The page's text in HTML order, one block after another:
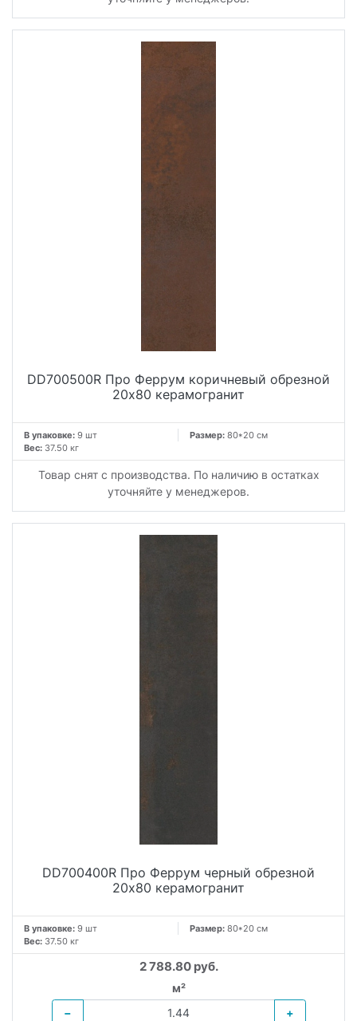
DD700500R Про Феррум коричневый обрезной
20x80 керамогранит
В упаковке: 9 шт Размер: 80*20 см
Вес: 37.50 кг
Товар снят с производства. По наличию в остатках
уточняйте у менеджеров.
DD700400R Про Феррум черный обрезной
20x80 керамогранит
В упаковке: 9 шт Размер: 80*20 см
Вес: 37.50 кг
2 788.80 руб.
м²
−
+